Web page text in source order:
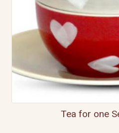
Tea for one